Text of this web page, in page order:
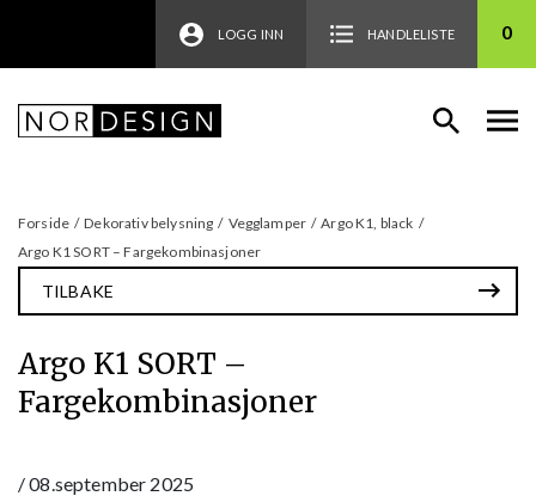
LOGG INN HANDLELISTE 0
Forside / Dekorativ belysning / Vegglamper / Argo K1, black /
Argo K1 SORT – Fargekombinasjoner
TILBAKE
Argo K1 SORT –
Fargekombinasjoner
/08.september 2025